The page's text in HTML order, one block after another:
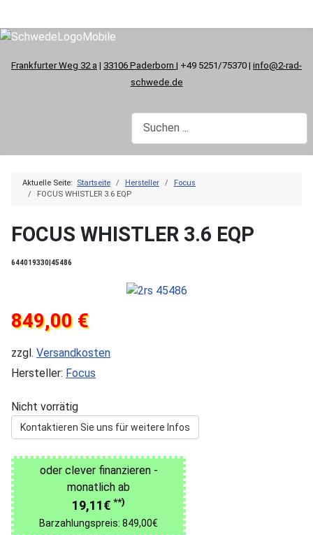
Frankfurter Weg 32 a | 33106 Paderborn | +49 5251/75370 | info@2-rad-
schwede.de
Aktuelle Seite: Startseite Hersteller
Focus
FOCUS WHISTLER 3.6 EQP
FOCUS WHISTLER 3.6 EQP
644019330|45486
849,00 €
zzgl. Versandkosten
Hersteller: Focus
Nicht vorrätig
Kontaktieren Sie uns für weitere Infos
oder clever finanzieren -
monatlich ab
19,11€ **)
Barzahlungspreis: 849,00€